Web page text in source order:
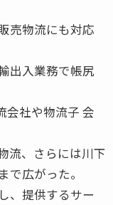
売物流にも対応
出入業務で帳尻
会社や物流子 会
流、さらには川下
で広がった。
、提供するサー